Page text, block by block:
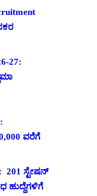
27:
ವರೆಗೆ
201 ಸ್ಟೇಷನ್
ಹುದ್ದೆಗಳಿಗೆ